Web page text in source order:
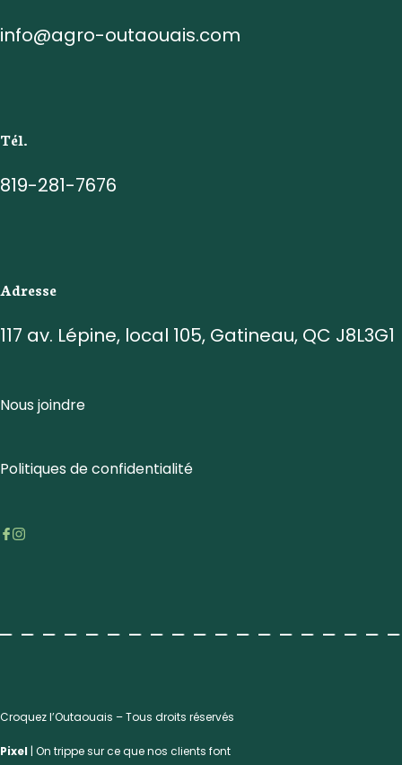
info@agro-outaouais.com
Tél.
819-281-7676
Adresse
117 av. Lépine, local 105, Gatineau, QC J8L3G1
Nous joindre
Politiques de confidentialité
Croquez l’Outaouais – Tous droits réservés
Pixel | On trippe sur ce que nos clients font